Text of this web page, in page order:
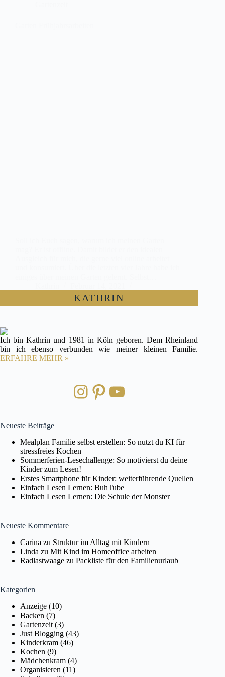
2 KommentareKATHRIN
Ich bin Kathrin und 1981 in Köln geboren. Dem Rheinland
bin ich ebenso verbunden wie meiner kleinen Familie.
ERFAHRE MEHR »
Instagram
Pinterest
YouTube
Neueste Beiträge
Mealplan Familie selbst erstellen: So nutzt du KI für
stressfreies Kochen
Sommerferien-Lesechallenge: So motivierst du deine
Kinder zum Lesen!
Erstes Smartphone für Kinder: weiterführende Quellen
Einfach Lesen Lernen: BuhTube
Einfach Lesen Lernen: Die Schule der Monster
Neueste Kommentare
Carina zu Struktur im Alltag mit Kindern
Linda zu Mit Kind im Homeoffice arbeiten
Radlastwaage zu Packliste für den Familienurlaub
Kategorien
Anzeige (10)
Backen (7)
Gartenzeit (3)
Just Blogging (43)
Kinderkram (46)
Kochen (9)
Mädchenkram (4)
Organisieren (11)